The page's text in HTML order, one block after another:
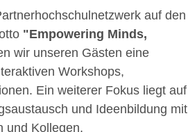
auf den
"Empowering Minds,
wir unseren Gästen eine
Workshops,
Ein weiterer Fokus liegt auf
und Ideenbildung mit
und Kollegen,